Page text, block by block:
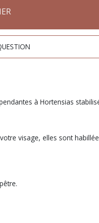
à Hortensias
visage, elles sont